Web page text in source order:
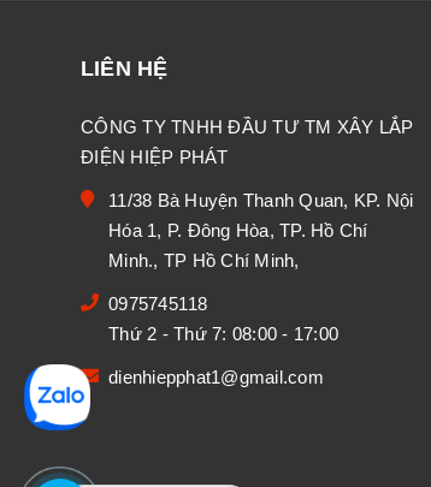
LIÊN HỆ
CÔNG TY TNHH ĐẦU TƯ TM XÂY LẮP
ĐIỆN HIỆP PHÁT
11/38 Bà Huyện Thanh Quan, KP. Nội
Hóa 1, P. Đông Hòa, TP. Hồ Chí
Minh., TP Hồ Chí Minh,
0975745118
Thứ 2 - Thứ 7: 08:00 - 17:00
dienhiepphat1@gmail.com